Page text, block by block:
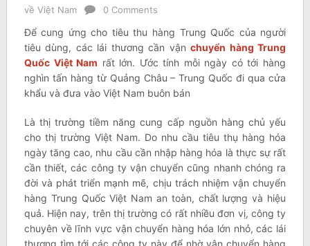
về Việt Nam
0 Comments
Để cung ứng cho tiêu thu hàng Trung Quốc của người
tiêu dùng, các lái thương cần vậnchuyển hàng Trung
Quốc Việt Nam rất lớn. Ước tính mỗi ngày có tới hàng
nghìn tấn hàng từ Quảng Châu – Trung Quốc đi qua cửa
khẩu và đưa vào Việt Nam buôn bán
Là thị trường tiềm năng cung cấp nguồn hàng chủ yếu
cho thị trường Việt Nam. Do nhu cầu tiêu thụ hàng hóa
ngày tăng cao, nhu cầu cần nhập hàng hóa là thực sự rất
cần thiết, các công ty vận chuyển cũng nhanh chóng ra
đời và phát triển mạnh mẽ, chịu trách nhiệm vận chuyển
hàng Trung Quốc Việt Nam an toàn, chất lượng và hiệu
quả. Hiện nay, trên thị trường có rất nhiều đơn vị, công ty
chuyên về lĩnh vực vận chuyển hàng hóa lớn nhỏ, các lái